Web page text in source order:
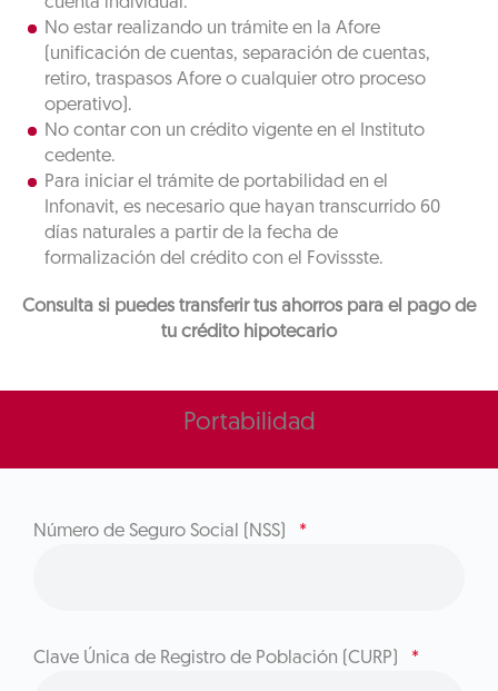
No estar realizando un trámite en la Afore
(unificación de cuentas, separación de cuentas,
retiro, traspasos Afore o cualquier otro proceso
operativo).
No contar con un crédito vigente en el Instituto
cedente.
Para iniciar el trámite de portabilidad en el
Infonavit, es necesario que hayan transcurrido 60
días naturales a partir de la fecha de
formalización del crédito con el Fovissste.
Consulta si puedes transferir tus ahorros para el pago de
tu crédito hipotecario
Portabilidad
Número de Seguro Social (NSS) *
Clave Única de Registro de Población (CURP) *